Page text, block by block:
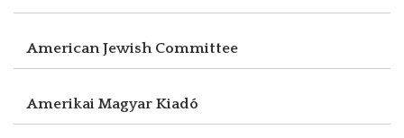
American Jewish Committee
Amerikai Magyar Kiadó